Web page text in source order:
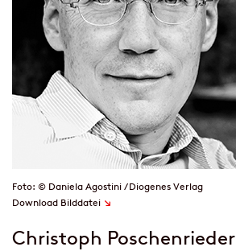
Foto: © Daniela Agostini / Diogenes Verlag
Download Bilddatei ↘
Christoph Poschenrieder